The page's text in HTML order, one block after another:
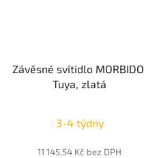
Závěsné svítidlo MORBIDO,
Tuya, zlatá
3-4 týdny
11 145,54 Kč bez DPH